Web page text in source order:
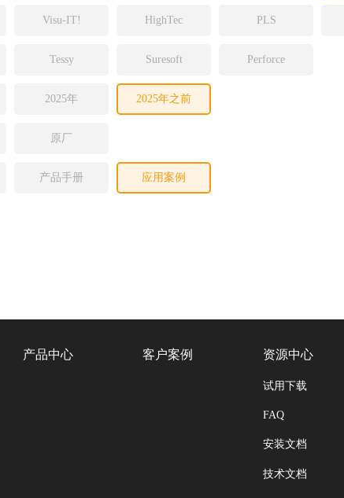
Visu-IT! HighTec PLS
Tessy Suresoft Perforce
2025年 2025年之前
原厂
产品手册 应用案例
产品中心 客户案例 资源中心
试用下载
FAQ
安装文档
技术文档